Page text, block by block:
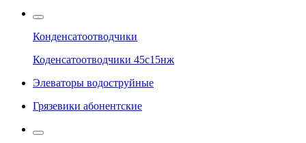
Конденсатоотводчики
Коденсатоотводчики 45с15нж
Элеваторы водоструйные
Грязевики абонентские